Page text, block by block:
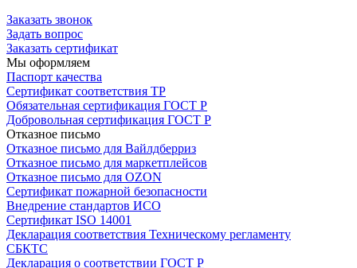
Заказать звонок
Задать вопрос
Заказать сертификат
Мы оформляем
Паспорт качества
Сертификат соответствия ТР
Обязательная сертификация ГОСТ Р
Добровольная сертификация ГОСТ Р
Отказное письмо
Отказное письмо для Вайлдберриз
Отказное письмо для маркетплейсов
Отказное письмо для OZON
Сертификат пожарной безопасности
Внедрение стандартов ИСО
Сертификат ISO 14001
Декларация соответствия Техническому регламенту
СБКТС
Декларация о соответствии ГОСТ Р